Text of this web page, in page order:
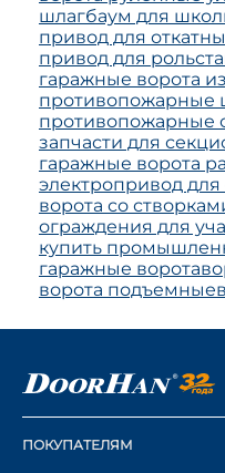
шлагбаум для
привод для
привод для
гаражные ворота
противопожарные
противопожарные
запчасти для
гаражные ворота
электропривод для
ворота со
ограждения для
купить
гаражные ворота
ворота подъемные
ПОКУПАТЕЛЯМ